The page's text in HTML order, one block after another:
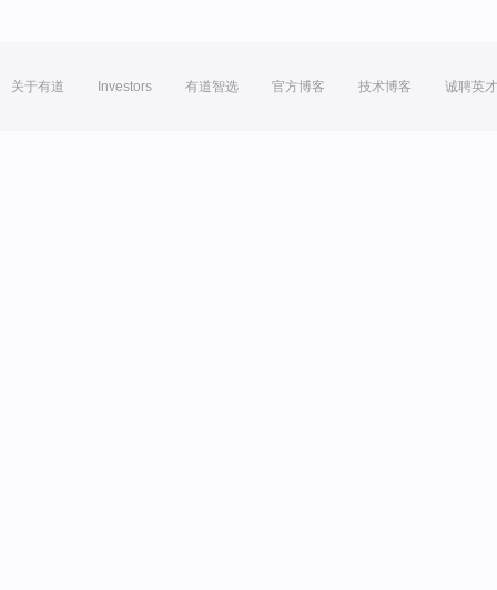
关于有道 Investors 有道智选 官方博客 技术博客 诚聘英才